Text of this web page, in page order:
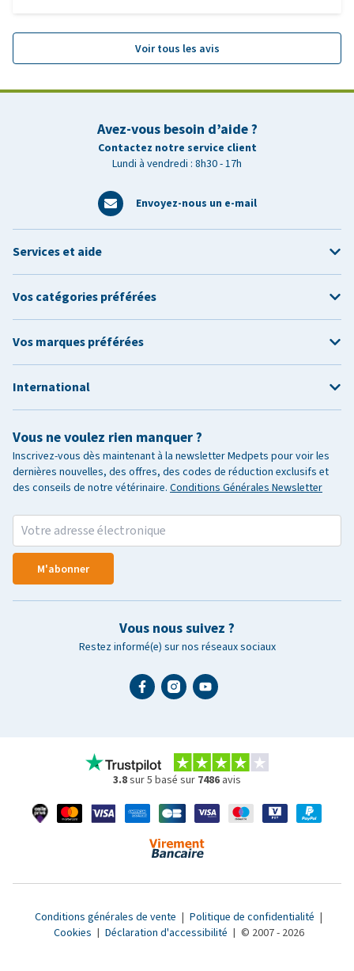
Voir tous les avis
Avez-vous besoin d’aide ?
Contactez notre service client
Lundi à vendredi : 8h30 - 17h
Envoyez-nous un e-mail
Vous ne voulez rien manquer ?
Inscrivez-vous dès maintenant à la newsletter Medpets pour voir les
dernières nouvelles, des offres, des codes de réduction exclusifs et
des conseils de notre vétérinaire. Conditions Générales Newsletter
M'abonner
Vous nous suivez ?
Restez informé(e) sur nos réseaux sociaux
Services et aide
Vos catégories préférées
Vos marques préférées
International
3.8sur 5 basé sur 7486 avis
Conditions générales de vente | Politique de confidentialité |
Cookies | Déclaration d'accessibilité | © 2007 - 2026